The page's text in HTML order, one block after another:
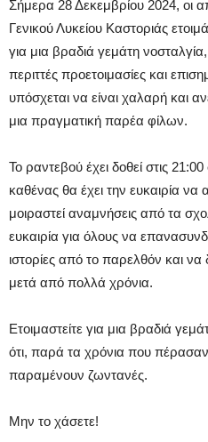
Σήμερα 28 Δεκεμβρίου 2024, οι
Γενικού Λυκείου Καστοριάς
για μια βραδιά γεμάτη
περιττές προετοιμασίες και
υπόσχεται να είναι χαλαρή και
μια πραγματική παρέα φίλων.
Το ραντεβού έχει δοθεί στις
καθένας θα έχει την ευκαιρία να
μοιραστεί αναμνήσεις από τα
ευκαιρία για όλους να
ιστορίες από το παρελθόν και
μετά από πολλά χρόνια.
Ετοιμαστείτε για μια βραδιά
ότι, παρά τα χρόνια που πέρασαν,
παραμένουν ζωντανές.
Μην το χάσετε!